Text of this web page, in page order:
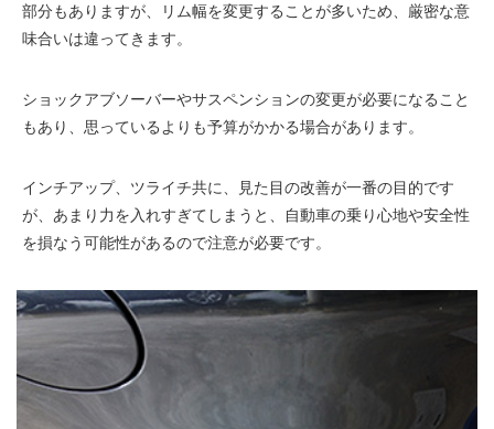
部分もありますが、リム幅を変更することが多いため、厳密な意
味合いは違ってきます。
ショックアブソーバーやサスペンションの変更が必要になること
もあり、思っているよりも予算がかかる場合があります。
インチアップ、ツライチ共に、見た目の改善が一番の目的です
が、あまり力を入れすぎてしまうと、自動車の乗り心地や安全性
を損なう可能性があるので注意が必要です。